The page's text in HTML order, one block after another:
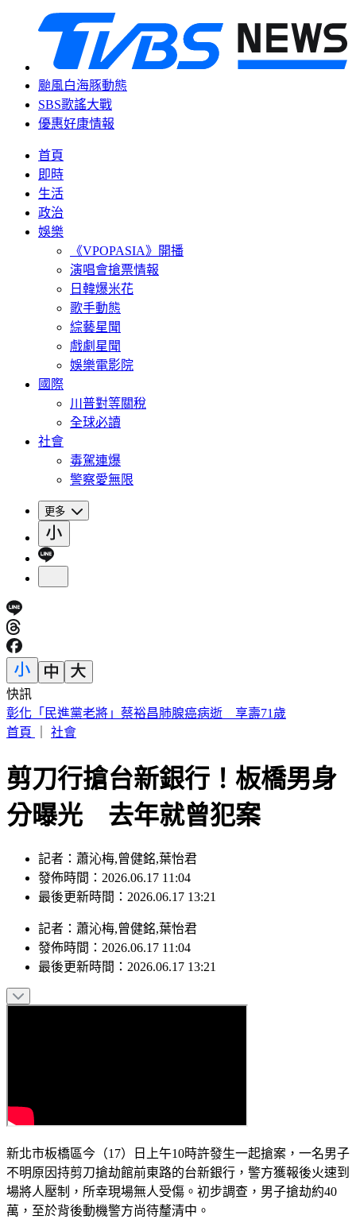
颱風白海豚動態
SBS歌謠大戰
優惠好康情報
首頁
即時
生活
政治
娛樂
《VPOPASIA》開播
演唱會搶票情報
日韓爆米花
歌手動態
綜藝星聞
戲劇星聞
娛樂電影院
國際
川普對等關稅
全球必讀
社會
毒駕連爆
警察愛無限
更多
快訊
獨家／三重忠孝碼頭火燒船！舢舨船陷火海險波及遊艇
首頁
社會
剪刀行搶台新銀行！板橋男身
分曝光 去年就曾犯案
記者：蕭沁梅,曾健銘,葉怡君
發佈時間：2026.06.17 11:04
最後更新時間：2026.06.17 13:21
記者 ： 蕭沁梅,曾健銘,葉怡君
發佈時間： 2026.06.17 11:04
最後更新時間： 2026.06.17 13:21
新北市板橋區今（17）日上午10時許發生一起搶案，一名男子
不明原因持剪刀搶劫館前東路的台新銀行，警方獲報後火速到
場將人壓制，所幸現場無人受傷。初步調查，男子搶劫約40
萬，至於背後動機警方尚待釐清中。